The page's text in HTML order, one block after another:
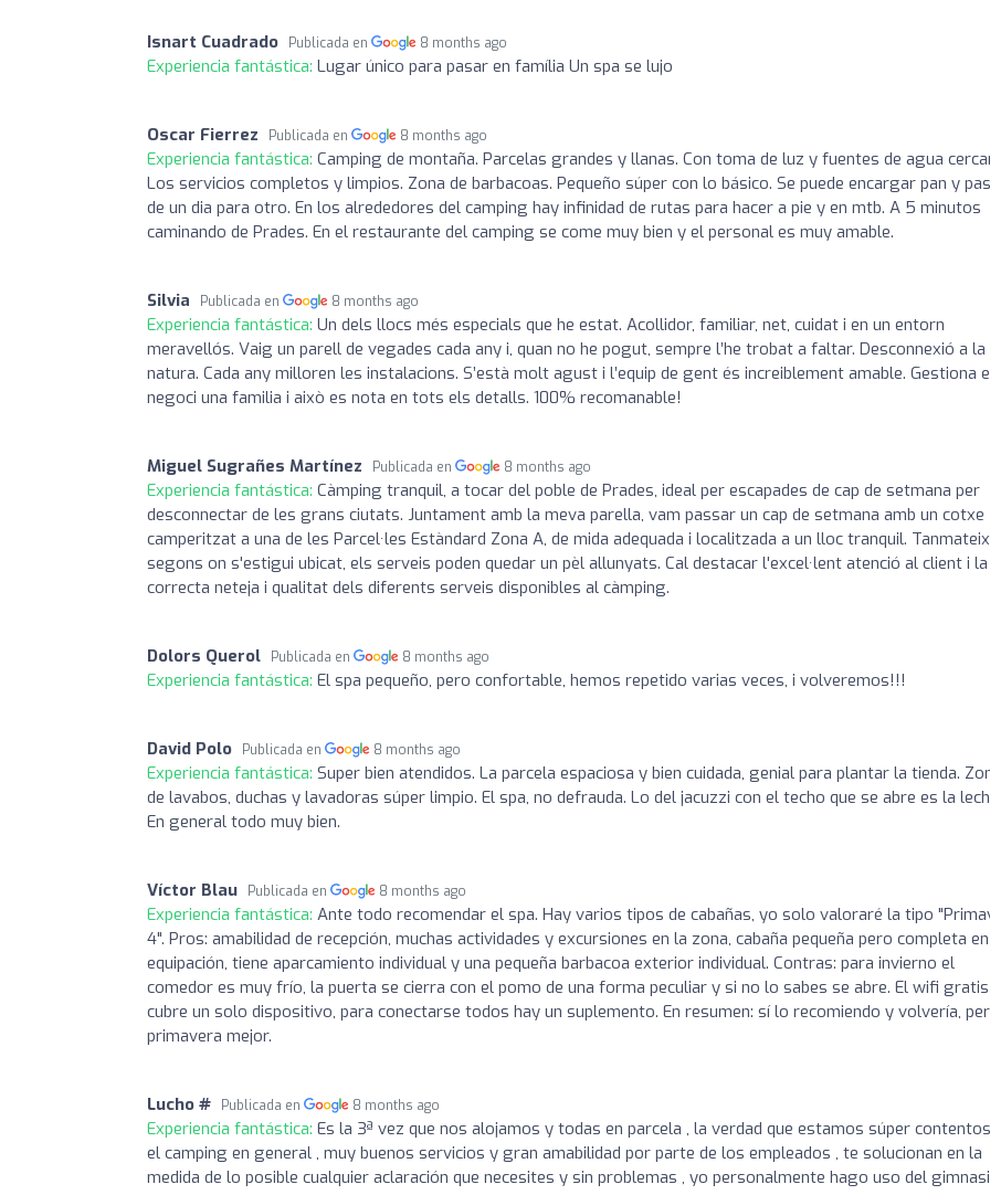
Isnart Cuadrado Publicada en 8 months ago
Experiencia fantástica: Lugar único para pasar en família Un spa se lujo
Oscar Fierrez Publicada en 8 months ago
Experiencia fantástica: Camping de montaña. Parcelas grandes y llanas. Con toma de luz y fuentes de agua
Los servicios completos y limpios. Zona de barbacoas. Pequeño súper con lo básico. Se puede encargar pan y
de un dia para otro. En los alrededores del camping hay infinidad de rutas para hacer a pie y en mtb. A 5 minutos
caminando de Prades. En el restaurante del camping se come muy bien y el personal es muy amable.
Silvia Publicada en 8 months ago
Experiencia fantástica: Un dels llocs més especials que he estat. Acollidor, familiar, net, cuidat i en un entorn
meravellós. Vaig un parell de vegades cada any i, quan no he pogut, sempre l’he trobat a faltar. Desconnexió a la
natura. Cada any milloren les instalacions. S’està molt agust i l’equip de gent és increiblement amable. Gestiona
negoci una familia i això es nota en tots els detalls. 100% recomanable!
Miguel Sugrañes Martínez Publicada en 8 months ago
Experiencia fantástica: Càmping tranquil, a tocar del poble de Prades, ideal per escapades de cap de setmana per
desconnectar de les grans ciutats. Juntament amb la meva parella, vam passar un cap de setmana amb un cotxe
camperitzat a una de les Parcel·les Estàndard Zona A, de mida adequada i localitzada a un lloc tranquil.
segons on s'estigui ubicat, els serveis poden quedar un pèl allunyats. Cal destacar l'excel·lent atenció al client i la
correcta neteja i qualitat dels diferents serveis disponibles al càmping.
Dolors Querol Publicada en 8 months ago
Experiencia fantástica: El spa pequeño, pero confortable, hemos repetido varias veces, i volveremos!!!
David Polo Publicada en 8 months ago
Experiencia fantástica: Super bien atendidos. La parcela espaciosa y bien cuidada, genial para plantar la tienda.
de lavabos, duchas y lavadoras súper limpio. El spa, no defrauda. Lo del jacuzzi con el techo que se abre es la
En general todo muy bien. ️
Víctor Blau Publicada en 8 months ago
Experiencia fantástica: Ante todo recomendar el spa. Hay varios tipos de cabañas, yo solo valoraré la tipo
4". Pros: amabilidad de recepción, muchas actividades y excursiones en la zona, cabaña pequeña pero completa en
equipación, tiene aparcamiento individual y una pequeña barbacoa exterior individual. Contras: para invierno el
comedor es muy frío, la puerta se cierra con el pomo de una forma peculiar y si no lo sabes se abre. El wifi gratis
cubre un solo dispositivo, para conectarse todos hay un suplemento. En resumen: sí lo recomiendo y volvería,
primavera mejor.
Lucho # Publicada en 8 months ago
Experiencia fantástica: Es la 3ª vez que nos alojamos y todas en parcela , la verdad que estamos súper
el camping en general , muy buenos servicios y gran amabilidad por parte de los empleados , te solucionan en la
medida de lo posible cualquier aclaración que necesites y sin problemas , yo personalmente hago uso del